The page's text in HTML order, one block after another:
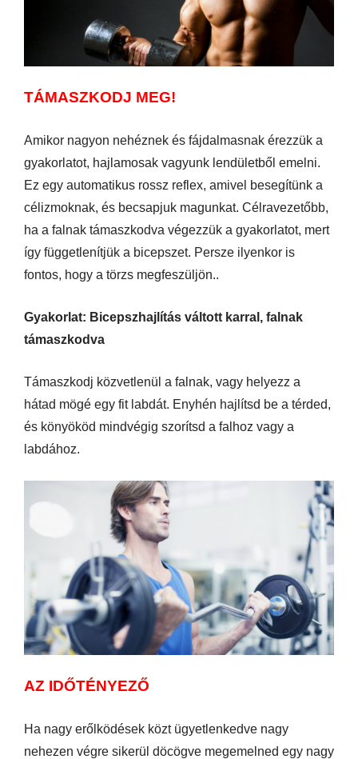
TÁMASZKODJ MEG!
Amikor nagyon nehéznek és fájdalmasnak érezzük a
gyakorlatot, hajlamosak vagyunk lendületből emelni.
Ez egy automatikus rossz reflex, amivel besegítünk a
célizmoknak, és becsapjuk magunkat. Célravezetőbb,
ha a falnak támaszkodva végezzük a gyakorlatot, mert
így függetlenítjük a bicepszet. Persze ilyenkor is
fontos, hogy a törzs megfeszüljön..
Gyakorlat: Bicepszhajlítás váltott karral, falnak
támaszkodva
Támaszkodj közvetlenül a falnak, vagy helyezz a
hátad mögé egy fit labdát. Enyhén hajlítsd be a térded,
és könyököd mindvégig szorítsd a falhoz vagy a
labdához.
AZ IDŐTÉNYEZŐ
Ha nagy erőlködések közt ügyetlenkedve nagy
nehezen végre sikerül döcögve megemelned egy nagy